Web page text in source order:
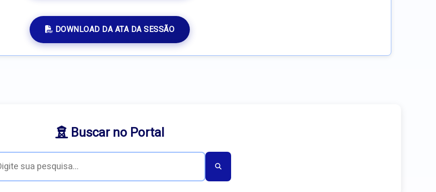
DOWNLOAD DA ATA DA SESSÃO
Buscar no Portal